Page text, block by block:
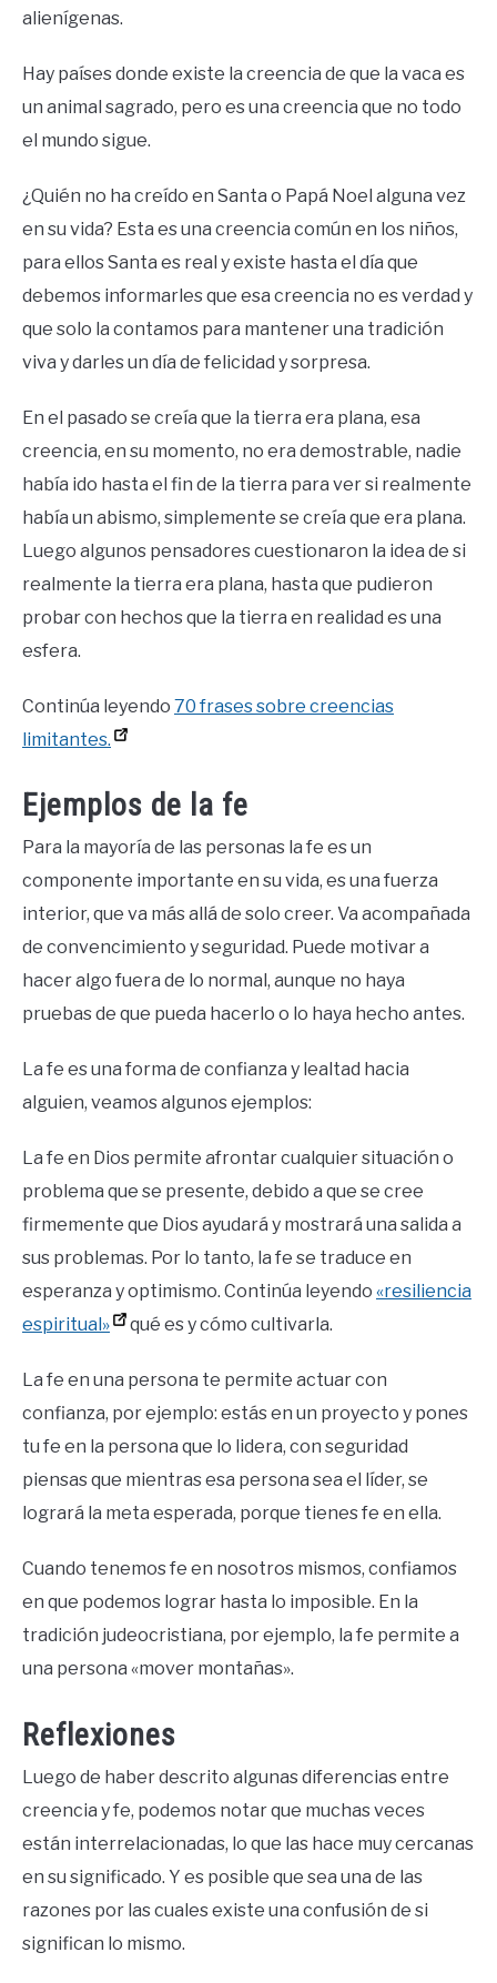
alienígenas.
Hay países donde existe la creencia de que la vaca es
un animal sagrado, pero es una creencia que no todo
el mundo sigue.
¿Quién no ha creído en Santa o Papá Noel alguna vez
en su vida? Esta es una creencia común en los niños,
para ellos Santa es real y existe hasta el día que
debemos informarles que esa creencia no es verdad y
que solo la contamos para mantener una tradición
viva y darles un día de felicidad y sorpresa.
En el pasado se creía que la tierra era plana, esa
creencia, en su momento, no era demostrable, nadie
había ido hasta el fin de la tierra para ver si realmente
había un abismo, simplemente se creía que era plana.
Luego algunos pensadores cuestionaron la idea de si
realmente la tierra era plana, hasta que pudieron
probar con hechos que la tierra en realidad es una
esfera.
Continúa leyendo 70 frases sobre creencias
limitantes.
Ejemplos de la fe
Para la mayoría de las personas la fe es un
componente importante en su vida, es una fuerza
interior, que va más allá de solo creer. Va acompañada
de convencimiento y seguridad. Puede motivar a
hacer algo fuera de lo normal, aunque no haya
pruebas de que pueda hacerlo o lo haya hecho antes.
La fe es una forma de confianza y lealtad hacia
alguien, veamos algunos ejemplos:
La fe en Dios permite afrontar cualquier situación o
problema que se presente, debido a que se cree
firmemente que Dios ayudará y mostrará una salida a
sus problemas. Por lo tanto, la fe se traduce en
esperanza y optimismo. Continúa leyendo «resiliencia
espiritual»
qué es y cómo cultivarla.
La fe en una persona te permite actuar con
confianza, por ejemplo: estás en un proyecto y pones
tu fe en la persona que lo lidera, con seguridad
piensas que mientras esa persona sea el líder, se
logrará la meta esperada, porque tienes fe en ella.
Cuando tenemos fe en nosotros mismos, confiamos
en que podemos lograr hasta lo imposible. En la
tradición judeocristiana, por ejemplo, la fe permite a
una persona «mover montañas».
Reflexiones
Luego de haber descrito algunas diferencias entre
creencia y fe, podemos notar que muchas veces
están interrelacionadas, lo que las hace muy cercanas
en su significado. Y es posible que sea una de las
razones por las cuales existe una confusión de si
significan lo mismo.